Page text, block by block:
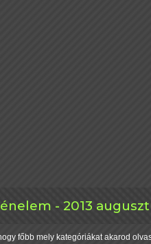
- 2013
főbb mely kategóriákat akarod